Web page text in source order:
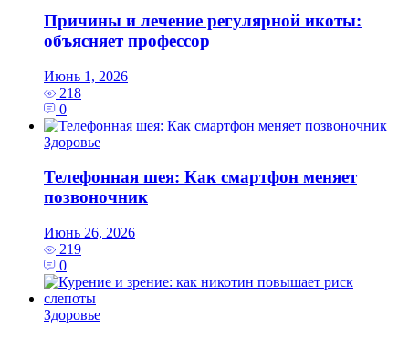
Причины и лечение регулярной икоты:
объясняет профессор
Июнь 1, 2026
218
0
Здоровье
Телефонная шея: Как смартфон меняет
позвоночник
Июнь 26, 2026
219
0
Здоровье